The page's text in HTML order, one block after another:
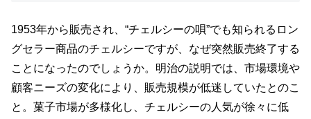
1953年から販売され、“チェルシーの唄”でも知られるロン
グセラー商品のチェルシーですが、なぜ突然販売終了する
ことになったのでしょうか。明治の説明では、市場環境や
顧客ニーズの変化により、販売規模が低迷していたとのこ
と。菓子市場が多様化し、チェルシーの人気が徐々に低